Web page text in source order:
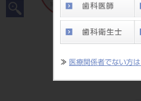
≫ 医療関係者でない方